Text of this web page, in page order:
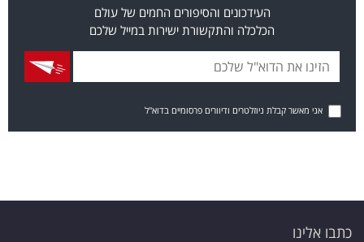
העידכונים והסיפורים החמים של עולם
הכלכלה והתקשורת ישירות במייל שלכם
אני מאשר קבלת ניוזלטרים ודיוורים פרסומיים בדוא"ל
כתבו אלינו